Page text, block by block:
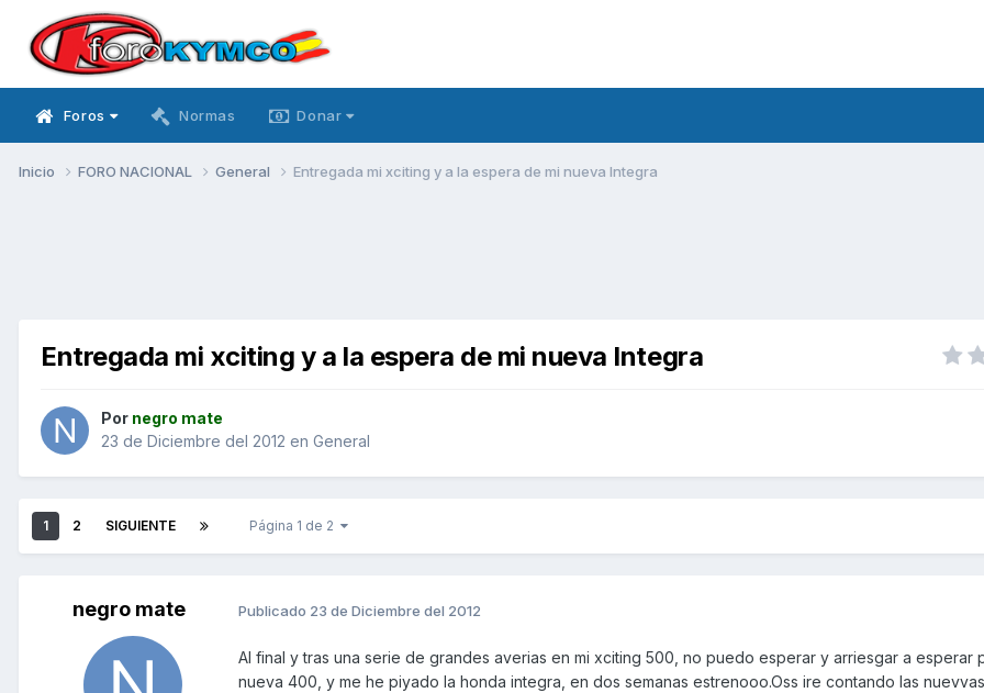
Foros Normas Donar
Inicio FORO NACIONAL General Entregada mi xciting y a la espera de mi nueva Integra
Entregada mi xciting y a la espera de mi nueva Integra
Por negro mate
23 de Diciembre del 2012 en General
1 2 SIGUIENTE Página 1 de 2
negro mate Publicado 23 de Diciembre del 2012
Al final y tras una serie de grandes averias en mi xciting 500, no puedo esperar y arriesgar a esperar
nueva 400, y me he piyado la honda integra, en dos semanas estrenooo.Oss ire contando las nuevvas